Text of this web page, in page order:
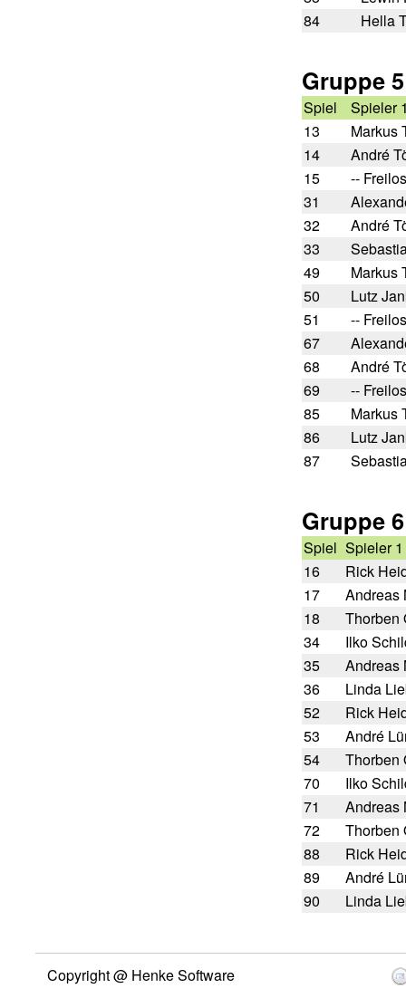
84
Hella
Gruppe 5
Spiel
Spieler
13
Markus
14
André
15
--
31
32
André
33
49
Markus
50
Lutz
51
--
67
68
André
69
--
85
Markus
86
Lutz
87
Gruppe 6
Spiel Spieler 1
16
Rick
17
Andreas
18
Thorben
34
Ilko
35
Andreas
36
Linda
52
Rick
53
André
54
Thorben
70
Ilko
71
Andreas
72
Thorben
88
Rick
89
André
90
Linda
Copyright @ Henke Software